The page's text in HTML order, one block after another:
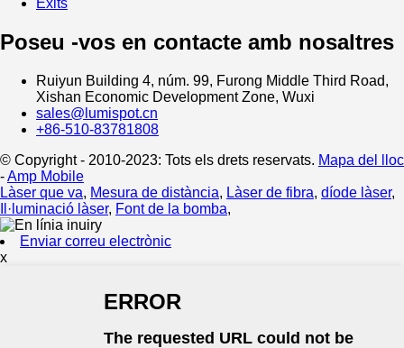
Èxits
Poseu -vos en contacte amb nosaltres
Ruiyun Building 4, núm. 99, Furong Middle Third Road,
Xishan Economic Development Zone, Wuxi
sales@lumispot.cn
+86-510-83781808
© Copyright - 2010-2023: Tots els drets reservats. Mapa del lloc
-Amp Mobile
Làser que va, Mesura de distància, Làser de fibra, díode làser,
Il·luminació làser, Font de la bomba,
Enviar correu electrònic
x